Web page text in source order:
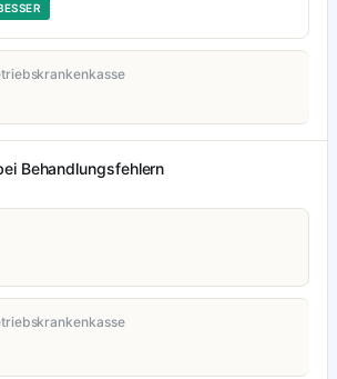
Behandlungsfehlern